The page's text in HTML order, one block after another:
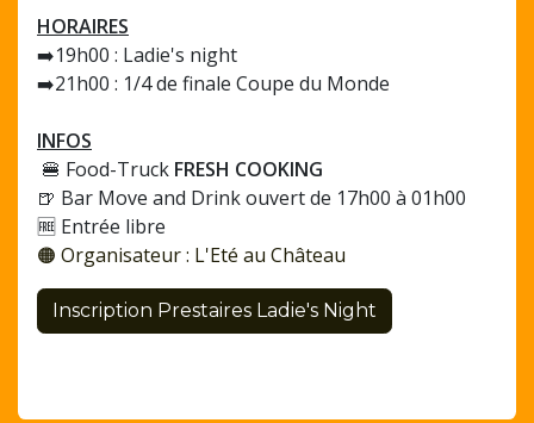
HORAIRES
➡️19h00 : Ladie's night
➡️21h00 : 1/4 de finale Coupe du Monde
INFOS
🍔 Food-Truck FRESH COOKING
🍺 Bar Move and Drink ouvert de 17h00 à 01h00
🆓 Entrée libre
🟠 Organisateur : L'Eté au Château
Inscription Prestaires Ladie's Night